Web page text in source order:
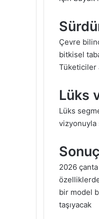
Çevre
bitkisel
Tüketiciler
Lüks
Lüks
vizyonuyla
Sonuç
2026
bir model
taşıyacak